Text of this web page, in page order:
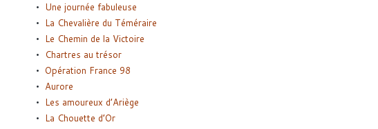
Une journée fabuleuse
La Chevalière du Téméraire
Le Chemin de la Victoire
Chartres au trésor
Opération France 98
Aurore
Les amoureux d’Ariège
La Chouette d’Or